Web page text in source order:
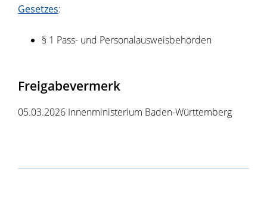
Gesetzes:
§ 1 Pass- und Personalausweisbehörden
Freigabevermerk
05.03.2026 Innenministerium Baden-Württemberg